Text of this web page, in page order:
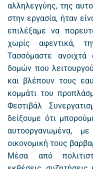
αλληλεγγύης, της
στην εργασία, ήταν
επιλέξαμε να
χωρίς αφεντικά,
Τασσόμαστε
δομών που
και βλέπουν τους
κομμάτι του
Φεστιβάλ
δείξουμε ότι
αυτοοργανωμένα, με
οικονομική τους
Μέσα από